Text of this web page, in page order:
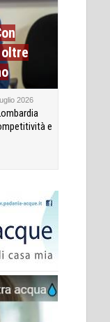
2026
e